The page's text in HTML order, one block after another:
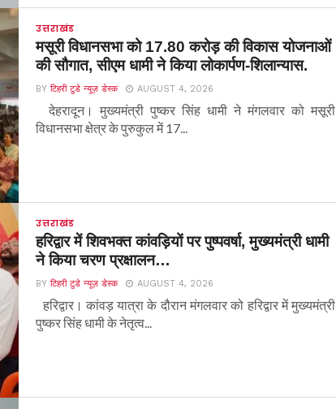
उत्तराखंड
मसूरी विधानसभा को 17.80 करोड़ की विकास योजनाओं
की सौगात, सीएम धामी ने किया लोकार्पण-शिलान्यास.
BYटिहरी टुडे न्यूज़ डेस्क AUGUST 4, 2026
देहरादून। मुख्यमंत्री पुष्कर सिंह धामी ने मंगलवार को मसूरी
विधानसभा क्षेत्र के पुरुकुल में 17...
उत्तराखंड
हरिद्वार में शिवभक्त कांवड़ियों पर पुष्पवर्षा, मुख्यमंत्री धामी
ने किया चरण प्रक्षालन…
BYटिहरी टुडे न्यूज़ डेस्क AUGUST 4, 2026
हरिद्वार। कांवड़ यात्रा के दौरान मंगलवार को हरिद्वार में मुख्यमंत्री
पुष्कर सिंह धामी के नेतृत्व...